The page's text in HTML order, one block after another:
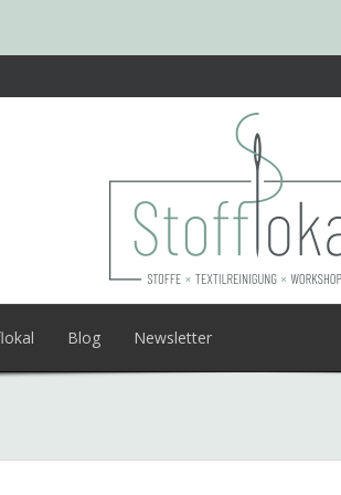
Blog Newsletter